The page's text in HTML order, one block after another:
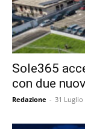
Sole365
con due
Redazione - 31 Luglio